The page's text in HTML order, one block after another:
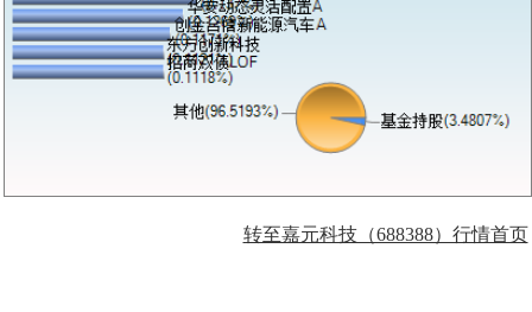
转至嘉元科技（688388）行情首页